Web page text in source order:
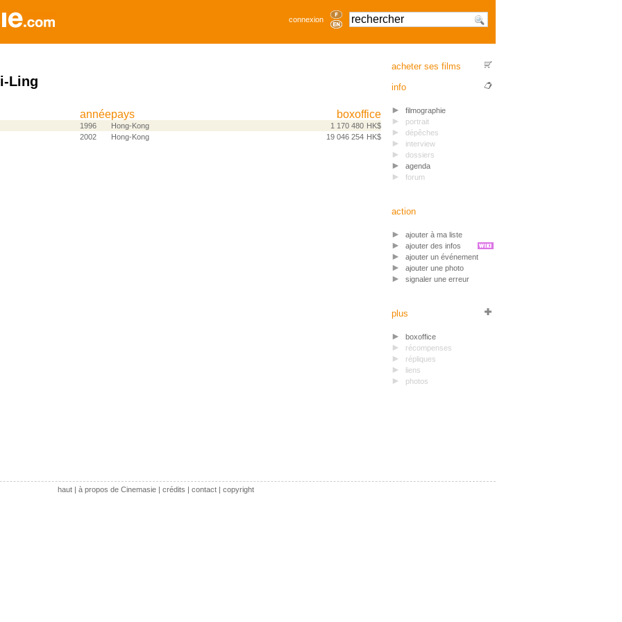
connexion
Ling
annéepays boxoffice
1996 Hong-Kong 1 170 480 HK$
2002 Hong-Kong 19 046 254 HK$
acheter ses films
info
filmographie
portrait
dépêches
interview
dossiers
agenda
forum
action
ajouter à ma liste
ajouter des infos
ajouter un événement
ajouter une photo
signaler une erreur
plus
boxoffice
récompenses
répliques
liens
photos
haut| à propos de Cinemasie| crédits | contact| copyright